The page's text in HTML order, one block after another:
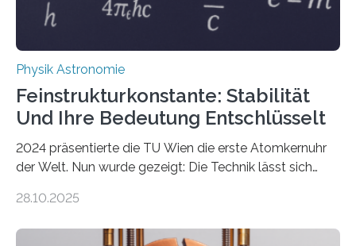
Physik Astronomie
Feinstrukturkonstante: Stabilität
Und Ihre Bedeutung Entschlüsselt
2024 präsentierte die TU Wien die erste Atomkernuhr
der Welt. Nun wurde gezeigt: Die Technik lässt sich
fundamentalen Physik nachzugehen. Thorium-
Messungen verwenden. Das hatte man jahrzehntelang
28.10.2025